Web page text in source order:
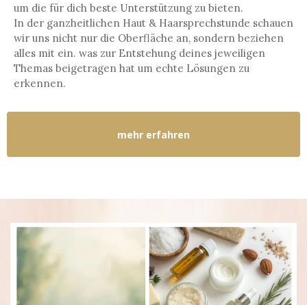
um die für dich beste Unterstützung zu bieten.
In der ganzheitlichen Haut & Haarsprechstunde schauen
wir uns nicht nur die Oberfläche an, sondern beziehen
alles mit ein. was zur Entstehung deines jeweiligen
Themas beigetragen hat um echte Lösungen zu
erkennen.
mehr erfahren